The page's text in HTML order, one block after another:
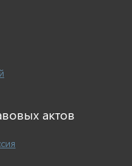
актов